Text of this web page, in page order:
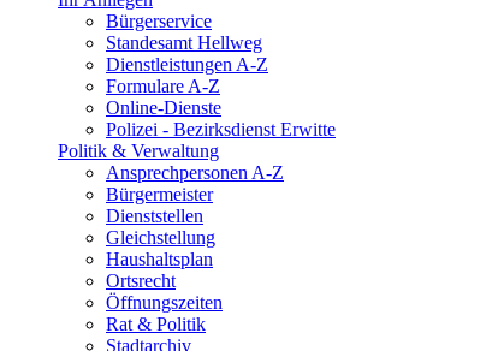
Bürgerservice
Standesamt Hellweg
Dienstleistungen A-Z
Formulare A-Z
Online-Dienste
Polizei - Bezirksdienst Erwitte
Politik & Verwaltung
Ansprechpersonen A-Z
Bürgermeister
Dienststellen
Gleichstellung
Haushaltsplan
Ortsrecht
Öffnungszeiten
Rat & Politik
Stadtarchiv